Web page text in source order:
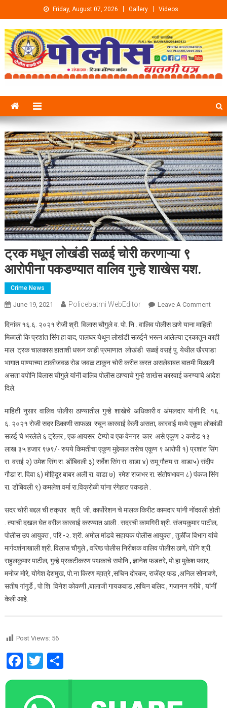
Skip to content Friday, August 07, 2026 Gallery Videos
ट्रक मधून लोखंडी सळई चोरी करणाऱ्या ९
आरोपीना पकडण्यात वालिव गुन्हे शाखेस यश.
Crime News
June 19, 2021 Policebatmi WebEditor Leave A CommentOn
लोखंडी
सळई
चोरी
९
वालिव
गुन्हे
यश.
दिनांक १६.६. २०२१ रोजी श्री. विलास चौगुले व. पो. नि . वालिव पोलीस ठाणे याना माहिती
मिळाली कि प्रशांत सिंग हा वाद, पालघर येथून लोखंडी सळईने भरून आलेल्या ट्रकातून काही
माल ट्रक चालकास हाताशी धरून काही प्रमाणात लोखंडी सळई वसई पु. येथील खैरपाडा
भागात पाण्याच्या टाकीजवळ रोड जवळ टाकून चोरी करीत करत असलेबाबत बातमी मिळाली
असता वपोनि विलास चौगुले यांनी वालिव पोलीस ठाण्याचे गुन्हे शाखेस कारवाई करण्याचे आदेश
दिले.
माहिती नुसार वालिव पोलीस ठाण्यातील गुन्हे शाखेचे अधिकारी व अंमलदार यांनी दि . १६.
६. २०२१ रोजी सदर ठिकाणी साफळा रचून कारवाई केली असता, कारवाई मध्ये एकूण लोकांडी
सळई चे भरलेले ६ ट्रेलर , एक आयसर टेम्पो व एक वेनगर कार असे एकूण २ करोड १३
लाख ३५ हजार ९७९/- रुपये किमतीचा एकूण मुद्देमाल तसेच एकूण ९ आरोपी १) प्रशांत सिंग
रा. वसई २) उमेश सिंग रा. डोंबिवली ३) सर्वेश सिंग रा. वाडा ४) रामू गौतम रा. वाडा५) संदीप
गौडा रा. दिवा ६) मोहिदूर बाबर अली रा. वाडा ७) रमेश राजभर रा. संतोषभावन ८) पंकज सिंग
रा. डोंबिवली ९) कमलेश वर्मा रा.विक्रोळी यांना रंगेहात पकडले .
सदर चोरी बद्दल ची तक्रार श्री. जी. कार्पोरेशन चे मालक किरीट कामदार यांनी नोंदवली होती
. त्याची दखल घेत वरील कारवाई करण्यात आली . सदरची कामगिरी श्री. संजयकुमार पाटील,
पोलीस उप आयुक्त , परि -२. श्री. अमोल मांडवे सहायक पोलीस आयुक्त , तुळींज विभाग यांचे
मार्गदर्शनाखाली श्री. विलास चौगुले , वरिष्ठ पोलीस निरीक्षक वालिव पोलीस ठाणे, पोनि श्री.
राहुलकुमार पाटील, गुन्हे प्रकटीकरण पथकाचे सपोनि , ज्ञानेश फडतरे, पो.हा मुकेश पवार,
मनोज मोरे, योगेश देशमुख, पो.ना किरण म्हात्रे ,सचिन दोरकर, राजेंद्र फड ,अनिल सोनावणे,
सतीष गांगुर्डे , पो शि विनेश कोकणी ,बालाजी गायकवाड ,सचिन बलिद , गजानन गरीबे , यांनीं
केली आहे.
Post Views: 56
Facebook
Twitter
Share